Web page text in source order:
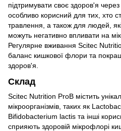
підтримувати своє здоров'я
особливо корисний для тих, хто
травлення, а також для людей,
можуть негативно впливати на
Регулярне вживання Scitec
баланс кишкової флори та
здоров'я.
Склад
Scitec Nutrition ProB містить
мікроорганізмів, таких як
Bifidobacterium lactis та інші
сприяють здоровій мікрофлорі